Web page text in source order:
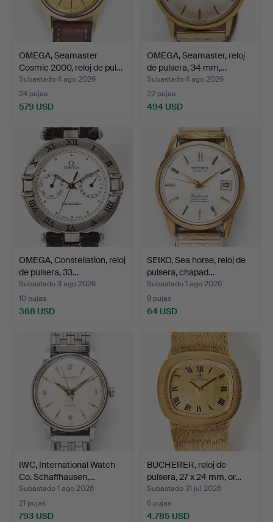
OMEGA, Seamaster
Cosmic 2000, reloj de pul…
Subastado 4 ago 2026
24 pujas
579 USD
OMEGA, Seamaster, reloj
de pulsera, 34 mm,…
Subastado 4 ago 2026
22 pujas
494 USD
OMEGA, Constellation, reloj
de pulsera, 33…
Subastado 3 ago 2026
10 pujas
368 USD
SEIKO, Sea horse, reloj de
pulsera, chapad…
Subastado 1 ago 2026
9 pujas
64 USD
IWC, International Watch
Co. Schaffhausen,…
Subastado 1 ago 2026
21 pujas
793 USD
BUCHERER, reloj de
pulsera, 27 x 24 mm, or…
Subastado 31 jul 2026
6 pujas
4.785 USD